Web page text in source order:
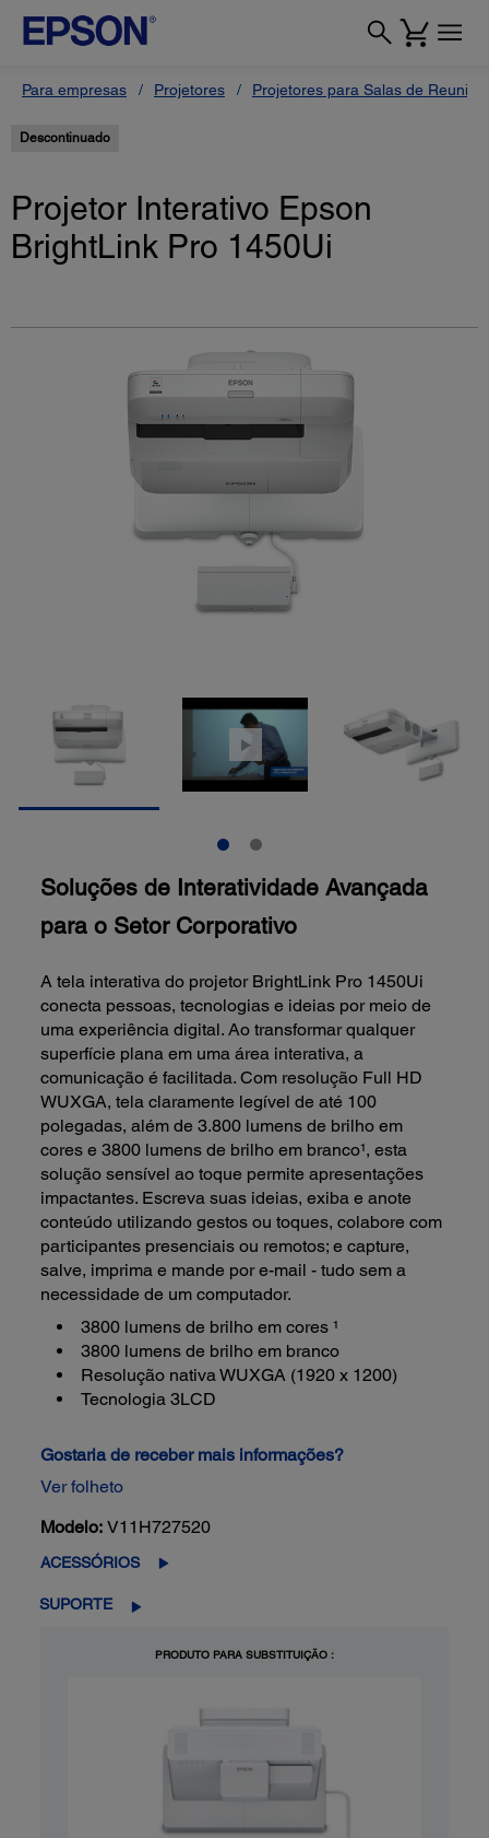
Para empresas Projetores Projetores para Salas de Reunião
Descontinuado
Projetor Interativo Epson
BrightLink Pro 1450Ui
Soluções de Interatividade Avançada
para o Setor Corporativo
A tela interativa do projetor BrightLink Pro 1450Ui
conecta pessoas, tecnologias e ideias por meio de
uma experiência digital. Ao transformar qualquer
superfície plana em uma área interativa, a
comunicação é facilitada. Com resolução Full HD
WUXGA, tela claramente legível de até 100
polegadas, além de 3.800 lumens de brilho em
cores e 3800 lumens de brilho em branco¹, esta
solução sensível ao toque permite apresentações
impactantes. Escreva suas ideias, exiba e anote
conteúdo utilizando gestos ou toques, colabore com
participantes presenciais ou remotos; e capture,
salve, imprima e mande por e-mail - tudo sem a
necessidade de um computador.
3800 lumens de brilho em cores ¹
3800 lumens de brilho em branco
Resolução nativa WUXGA (1920 x 1200)
Tecnologia 3LCD
Gostaria de receber mais informações?
Ver folheto
Modelo: V11H727520
ACESSÓRIOS
SUPORTE
PRODUTO PARA SUBSTITUIÇÃO :